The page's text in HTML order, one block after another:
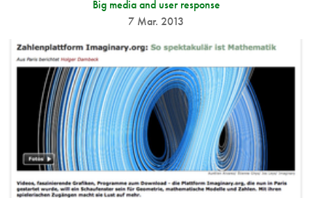
Big media and user response
7 Mar. 2013